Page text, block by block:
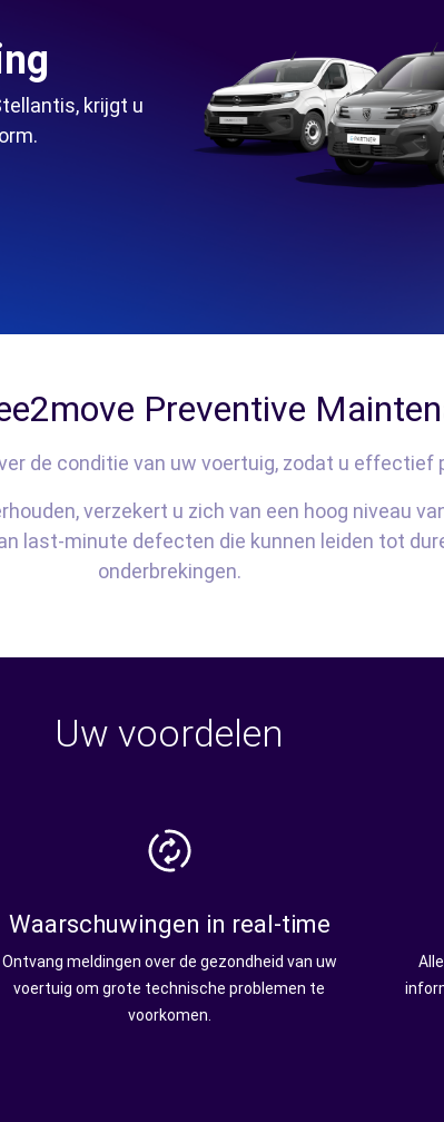
krijgt u
Preventive
de conditie van uw voertuig, zodat u effectief
verzekert u zich van een hoog niveau
last-minute defecten die kunnen leiden tot
onderbrekingen.
Uw voordelen
Waarschuwingen in real-time
Ontvang meldingen over de gezondheid van uw
voertuig om grote technische problemen te
voorkomen.